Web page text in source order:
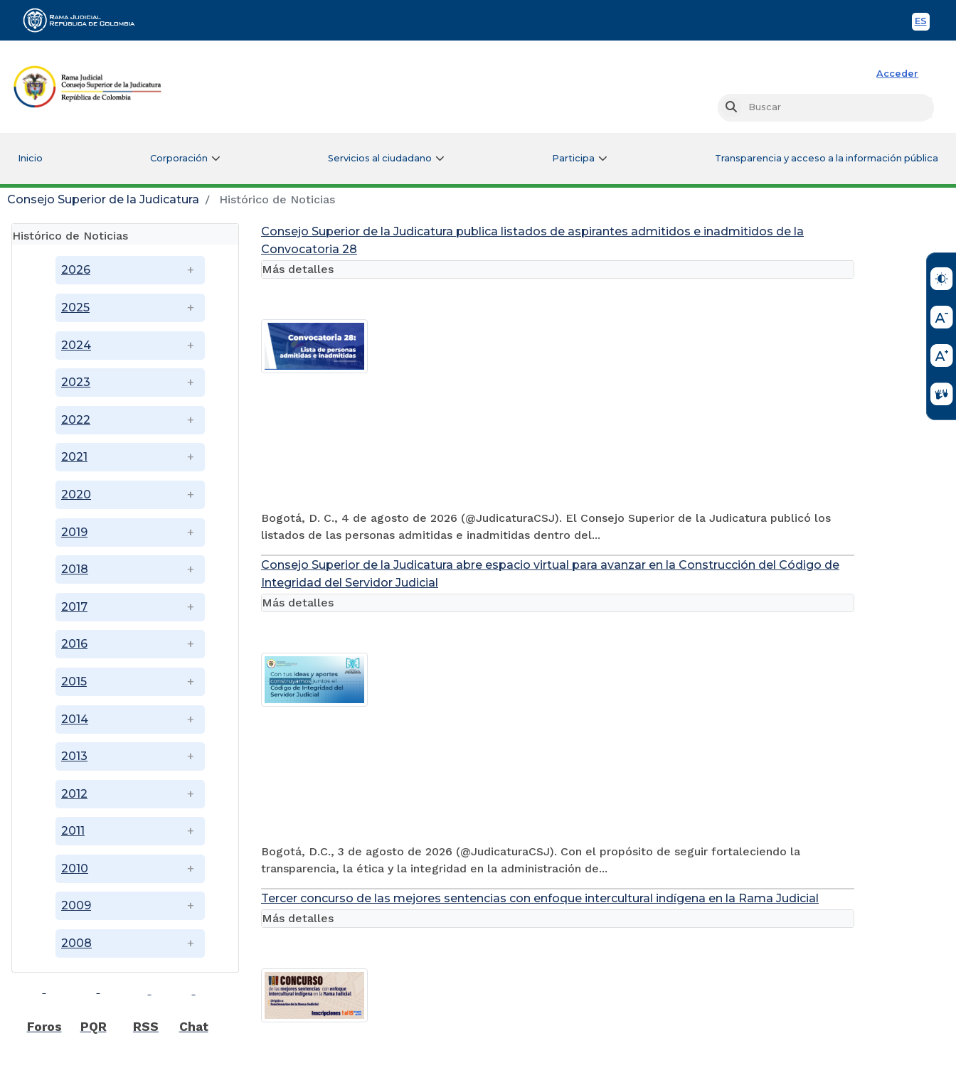
ES
Rama Judicial
Acceder
Buscar
Inicio Corporación Servicios al ciudadano Participa Transparencia y acceso a la información pública
Consejo Superior de la Judicatura Histórico de Noticias
Histórico de Noticias
2008
2009
2010
2011
2012
2013
2014
2015
2016
2017
2018
2019
2020
2021
2022
2023
2024
2025
2026
Foros PQR RSS Chat
Consejo Superior de la Judicatura publica listados de aspirantes admitidos e inadmitidos de la
Convocatoria 28
Bogotá, D. C., 4 de agosto de 2026 (@JudicaturaCSJ). El Consejo Superior de la Judicatura publicó los
listados de las personas admitidas e inadmitidas dentro del...
Más detalles
Consejo Superior de la Judicatura abre espacio virtual para avanzar en la Construcción del Código de
Integridad del Servidor Judicial
Bogotá, D.C., 3 de agosto de 2026 (@JudicaturaCSJ). Con el propósito de seguir fortaleciendo la
transparencia, la ética y la integridad en la administración de...
Más detalles
Tercer concurso de las mejores sentencias con enfoque intercultural indígena en la Rama Judicial
Más detalles